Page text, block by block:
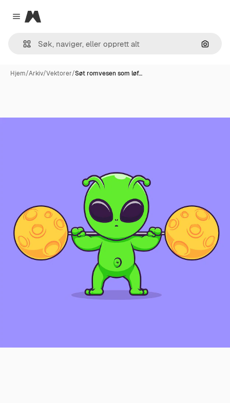
Close menu
Magnific
Søk
Hjem/Arkiv/Vektorer/Søt romvesen som løf…